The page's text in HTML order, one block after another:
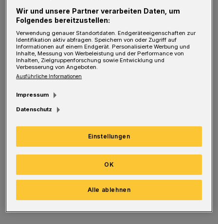
Gut zwei Stunden hatte Richter Carsten
Gironda zuvor in Anwesenheit von etwa 13
Tänzern sowie weiteren Mitarbeitern der
weltberühmten Compagnie die Argumentation
des Tanztheaters für die fristlose Kündigung
von Binder anhand von drei Punkten deutlich
auseinander gepflückt. Los ging es damit,
dass das Tanztheater den bestehenden
— mit der Begründung, Binder habe den
verschwiegen, dass es bei ihrer vorherigen
Stelle in Göteborg angeblich (Binder bestreitet
das) massive Probleme gegeben habe.
Wir und unsere Partner verarbeiten Daten, um
Folgendes bereitzustellen:
Verwendung genauer Standortdaten. Endgeräteeigenschaften zur
Identifikation aktiv abfragen. Speichern von oder Zugriff auf
Informationen auf einem Endgerät. Personalisierte Werbung und
Inhalte, Messung von Werbeleistung und der Performance von
Inhalten, Zielgruppenforschung sowie Entwicklung und
Verbesserung von Angeboten.
Ausführliche Informationen
Impressum
Datenschutz
Einstellungen
Alle ablehnen
OK